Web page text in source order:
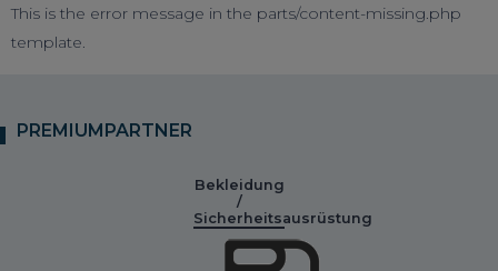
This is the error message in the parts/content-missing.php
template.
PREMIUMPARTNER
Bekleidung
/
Sicherheitsausrüstung